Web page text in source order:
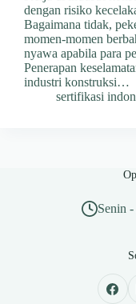
dengan risiko
Bagaimana tidak,
momen-momen
nyawa apabila para
Penerapan
industri konstruksi…
sertifikasi
Senin